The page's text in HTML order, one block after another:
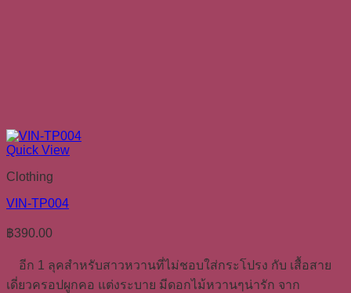
Quick View
Clothing
VIN-TP004
฿390.00
อีก 1 ลุคสำหรับสาวหวานที่ไม่ชอบใส่กระโปรง กับ เสื้อสาย
เดี่ยวครอปผูกคอ แต่งระบาย มีดอกไม้หวานๆน่ารัก จาก